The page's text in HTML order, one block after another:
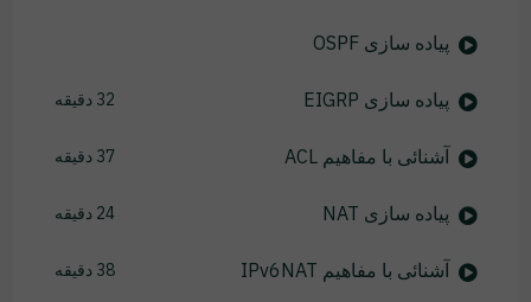
پیاده سازی OSPF
پیاده سازی EIGRP 32 دقیقه
آشنائی با مفاهیم ACL 37 دقیقه
پیاده سازی NAT 24 دقیقه
آشنائی با مفاهیم IPv6NAT 38 دقیقه